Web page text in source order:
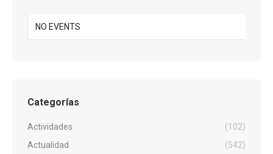
NO EVENTS
Categorías
Actividades
(102)
Actualidad
(542)